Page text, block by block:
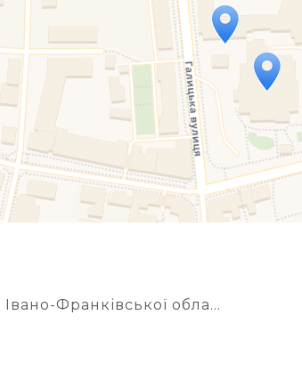
Travelers' Map is loading...
If you see this after your page is loaded completely,
Управління статистики Івано-Франківської області